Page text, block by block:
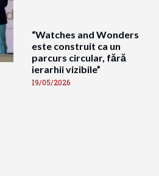
“Watches and Wonders
este construit ca un
parcurs circular, fără
ierarhii vizibile”
19/05/2026